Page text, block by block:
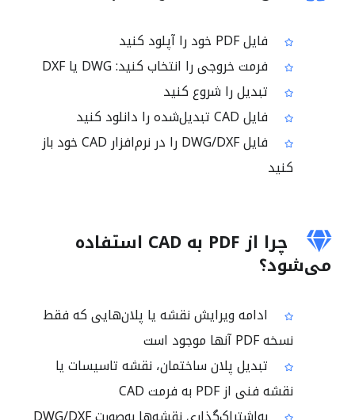
فایل PDF خود را آپلود کنید
فرمت خروجی را انتخاب کنید: DWG یا DXF
تبدیل را شروع کنید
فایل CAD تبدیل‌شده را دانلود کنید
فایل DWG/DXF را در نرم‌افزار CAD خود باز
کنید
چرا از PDF به CAD استفاده
می‌شود؟
ادامه ویرایش نقشه یا پلان‌هایی که فقط
نسخه PDF آنها موجود است
تبدیل پلان ساختمان، نقشه تاسیسات یا
نقشه فنی از PDF به فرمت CAD